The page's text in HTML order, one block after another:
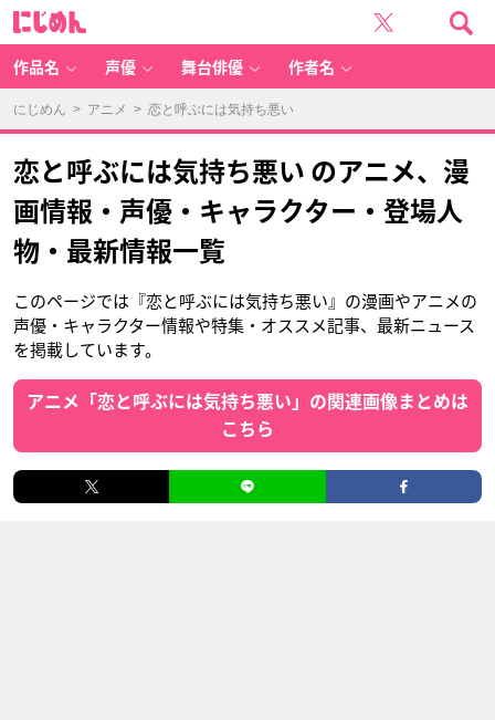
作品名 声優 舞台俳優 作者名
にじめん > アニメ > 恋と呼ぶには気持ち悪い
恋と呼ぶには気持ち悪い のアニメ、漫
画情報・声優・キャラクター・登場人
物・最新情報一覧
このページでは『恋と呼ぶには気持ち悪い』の漫画やアニメの
声優・キャラクター情報や特集・オススメ記事、最新ニュース
を掲載しています。
アニメ「恋と呼ぶには気持ち悪い」の関連画像まとめは
こちら